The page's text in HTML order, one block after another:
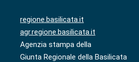
regione.basilicata.it
agr.regione.basilicata.it
Agenzia stampa della
Giunta Regionale della Basilicata